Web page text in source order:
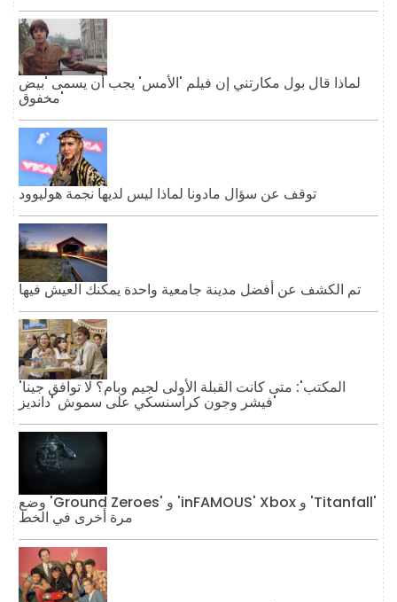
لماذا قال بول مكارتني إن فيلم 'الأمس' يجب أن يسمى 'بيض
مخفوق'
توقف عن سؤال مادونا لماذا ليس لديها نجمة هوليوود
تم الكشف عن أفضل مدينة جامعية واحدة يمكنك العيش فيها
'المكتب': متى كانت القبلة الأولى لجيم وبام؟ لا توافق جينا
فيشر وجون كراسنسكي على سموش 'دانديز'
وضع 'Ground Zeroes' و 'inFAMOUS' Xbox و 'Titanfall'
مرة أخرى في الخط